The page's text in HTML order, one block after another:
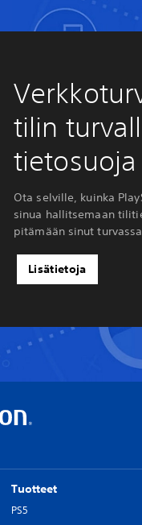
tilin
tietosuoja
Ota selville, kuinka
sinua hallitsemaan
pitämään sinut
Lisätietoja
Tuotteet
PS5